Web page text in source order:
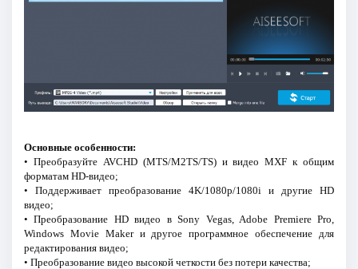
Основные особенности:
• Преобразуйте AVCHD (MTS/M2TS/TS) и видео MXF к общим
форматам HD-видео;
• Поддерживает преобразование 4K/1080p/1080i и другие HD
видео;
• Преобразование HD видео в Sony Vegas, Adobe Premiere Pro,
Windows Movie Maker и другое программное обеспечение для
редактирования видео;
• Преобразование видео высокой четкости без потери качества;